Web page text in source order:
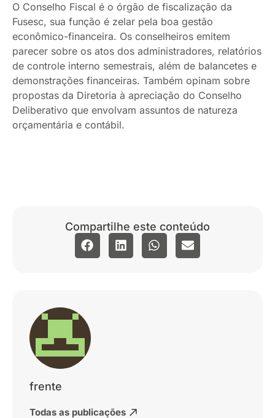
O Conselho Fiscal é o órgão de fiscalização da
Fusesc, sua função é zelar pela boa gestão
econômico-financeira. Os conselheiros emitem
parecer sobre os atos dos administradores, relatórios
de controle interno semestrais, além de balancetes e
demonstrações financeiras. Também opinam sobre
propostas da Diretoria à apreciação do Conselho
Deliberativo que envolvam assuntos de natureza
orçamentária e contábil.
Compartilhe este conteúdo
frente
Todas as publicações